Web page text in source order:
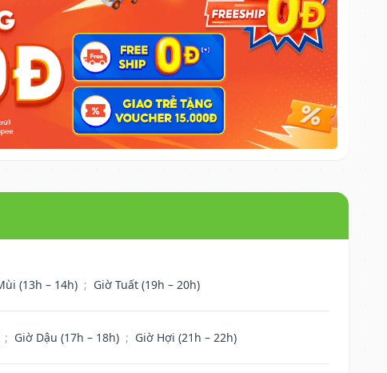
(13h – 14h) ; Giờ Tuất (19h – 20h)
; Giờ Dậu (17h – 18h) ; Giờ Hợi (21h – 22h)